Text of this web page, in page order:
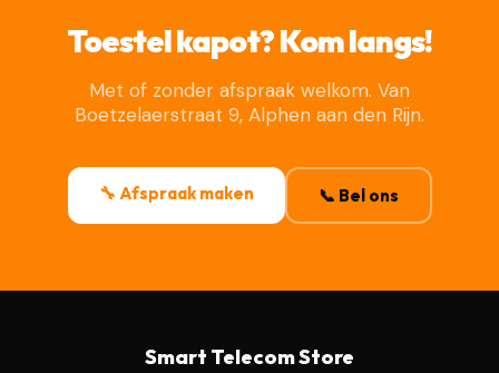
Toestel kapot? Kom langs!
Met of zonder afspraak welkom. Van
Boetzelaerstraat 9, Alphen aan den Rijn.
🔧 Afspraak maken 📞 Bel ons
Smart Telecom Store